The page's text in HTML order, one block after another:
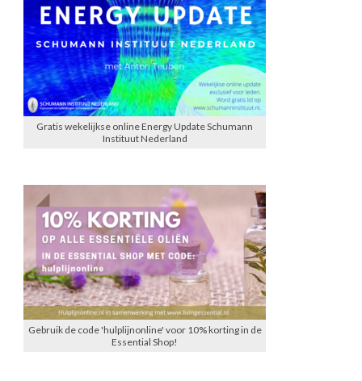
Gratis wekelijkse online Energy Update Schumann
Instituut Nederland
Gebruik de code 'hulplijnonline' voor 10% korting in de
Essential Shop!